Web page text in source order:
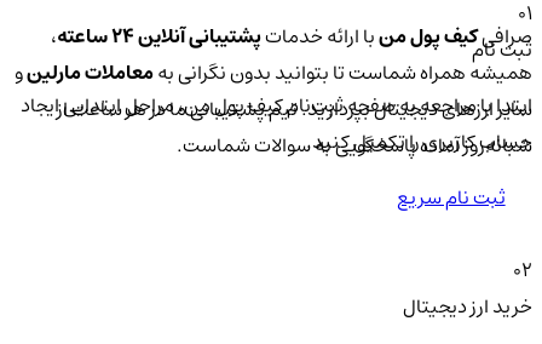
صرافیکیف پول منبا ارائه خدماتپشتیبانی آنلاین ۲۴ ساعته
،
همیشه همراه شماست تا بتوانید بدون نگرانی بهمعاملات مارلینو
سایر ارزهای دیجیتال بپردازید. تیم پشتیبانی ما در هر ساعت از
شبانه‌روز آماده پاسخگویی به سوالات شماست.
01
ثبت نام
ابتدا با مراجعه به صفحه ثبت‌نام کیف‌ پول من، مراحل ابتدایی ایجاد
حساب کاربری را تکمیل کنید.
ثبت نام سریع
02
خرید ارز دیجیتال